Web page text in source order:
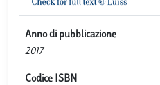
Anno di pubblicazione
2017
Codice ISBN